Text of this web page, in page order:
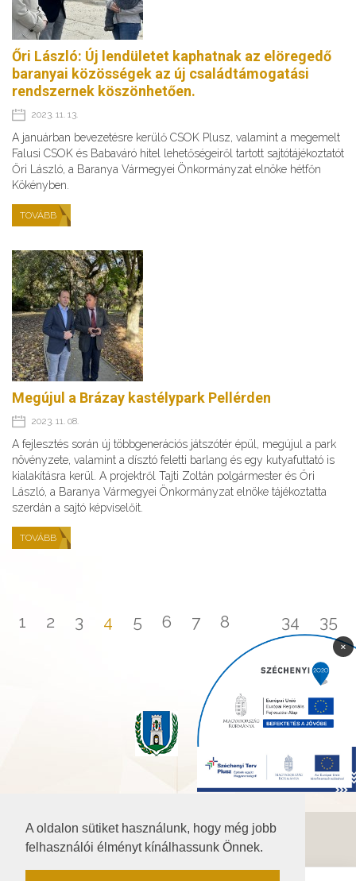
A oldalon sütiket használunk, hogy még jobb
felhasználói élményt kínálhassunk Önnek.
Őri László: Új lendületet kaphatnak az elöregedő
baranyai közösségek az új családtámogatási
rendszernek köszönhetően.
2023. 11. 13.
A januárban bevezetésre kerülő CSOK Plusz, valamint a megemelt
Falusi CSOK és Babaváró hitel lehetőségeiről tartott sajtótájékoztatót
Őri László, a Baranya Vármegyei Önkormányzat elnöke hétfőn
Kökényben.
TOVÁBB
Megújul a Brázay kastélypark Pellérden
2023. 11. 08.
A fejlesztés során új többgenerációs játszótér épül, megújul a park
növényzete, valamint a dísztó feletti barlang és egy kutyafuttató is
kialakításra kerül. A projektről Tajti Zoltán polgármester és Őri
László, a Baranya Vármegyei Önkormányzat elnöke tájékoztatta
szerdán a sajtó képviselőit.
TOVÁBB
1 2 3 4 5 6 7 8 34 35
©2026 Baranya.hu
Akadálymentesítési nyilatkozat
×